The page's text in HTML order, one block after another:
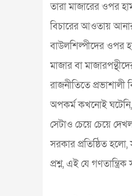
তারা মাজারের ওপর
বিচারের আওতায়
বাউলশিল্পীদের ওপর
মাজার বা
রাজনীতিতে
অপকর্ম কখনোই
সেটাও চেয়ে চেয়ে
সরকার প্রতিষ্ঠিত
প্রশ্ন, এই যে